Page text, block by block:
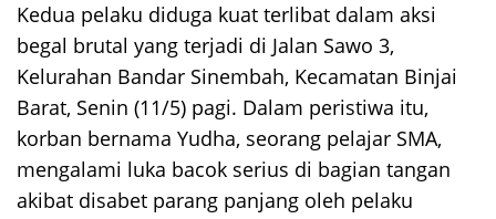
Kedua pelaku diduga kuat terlibat dalam aksi
begal brutal yang terjadi di Jalan Sawo 3,
Kelurahan Bandar Sinembah, Kecamatan Binjai
Barat, Senin (11/5) pagi. Dalam peristiwa itu,
korban bernama Yudha, seorang pelajar SMA,
mengalami luka bacok serius di bagian tangan
akibat disabet parang panjang oleh pelaku